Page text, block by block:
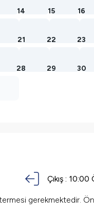
14 15 16
21 22 23
28 29 30
Çıkış : 10:00
gerekmektedir.